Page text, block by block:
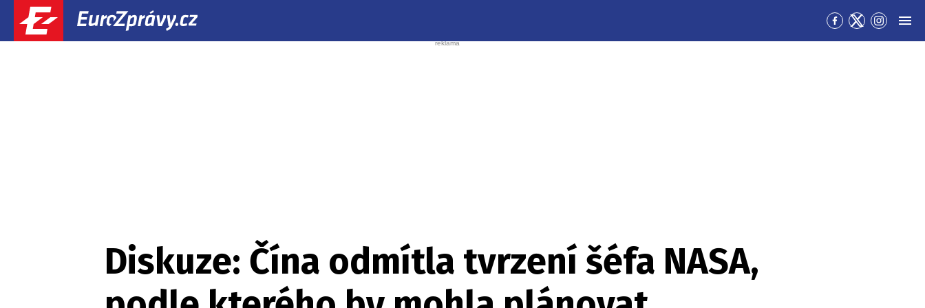
Přejít
na
Přejít
na
Přejít
na
Diskuze: Čína odmítla tvrzení šéfa NASA,